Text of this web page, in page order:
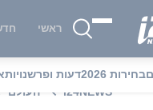
ראשי
בחירות 2026 דעות ופרשנויות
i24NEWS
העולם